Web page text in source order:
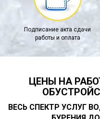
Подписание акта сдачи
работы и оплата
ЦЕНЫ НА
ВЕСЬ СПЕКТР УСЛУГ